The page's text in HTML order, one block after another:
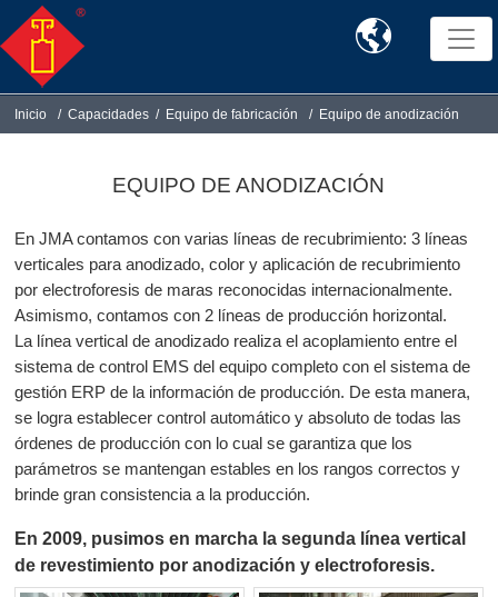

Inicio Capacidades Equipo de fabricación Equipo de anodización
EQUIPO DE ANODIZACIÓN
En JMA contamos con varias líneas de recubrimiento: 3 líneas
verticales para anodizado, color y aplicación de recubrimiento
por electroforesis de maras reconocidas internacionalmente.
Asimismo, contamos con 2 líneas de producción horizontal.
La línea vertical de anodizado realiza el acoplamiento entre el
sistema de control EMS del equipo completo con el sistema de
gestión ERP de la información de producción. De esta manera,
se logra establecer control automático y absoluto de todas las
órdenes de producción con lo cual se garantiza que los
parámetros se mantengan estables en los rangos correctos y
brinde gran consistencia a la producción.
En 2009, pusimos en marcha la segunda línea vertical
de revestimiento por anodización y electroforesis.